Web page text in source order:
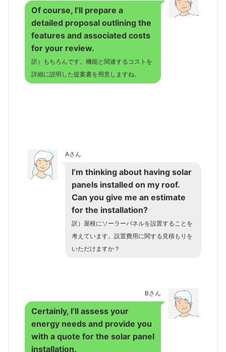
Of course, I’ll prepare a
detailed proposal outlining the
features and associated costs
for your review.
訳）もちろんです。機能と関連するコストを
詳細に説明した提案書を用意しますね。
Aさん
I’m thinking about having solar
panels installed on my roof.
Can you give me an estimate
for the installation?
訳）屋根にソーラーパネルを設置することを
考えています。設置費用に関する見積もりを
いただけますか？
Bさん
Certainly, I’ll assess your
energy needs and provide you
with a quote for the solar panel
installation.